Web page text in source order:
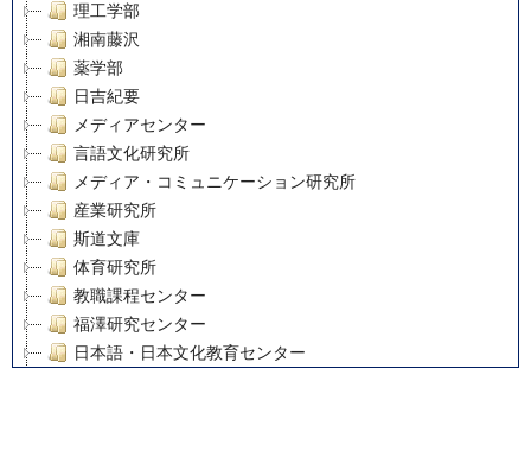
理工学部
湘南藤沢
薬学部
日吉紀要
メディアセンター
言語文化研究所
メディア・コミュニケーション研究所
産業研究所
斯道文庫
体育研究所
教職課程センター
福澤研究センター
日本語・日本文化教育センター